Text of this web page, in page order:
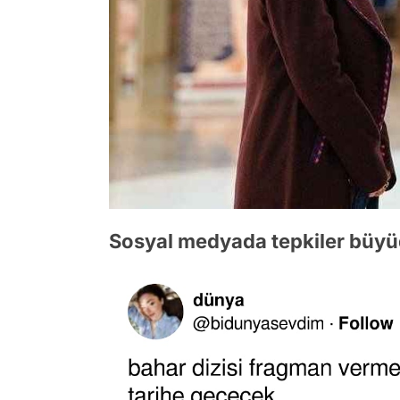
Sosyal medyada tepkiler